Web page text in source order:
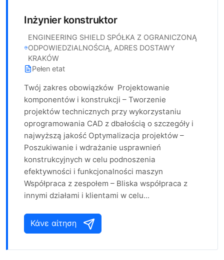
Inżynier konstruktor
ENGINEERING SHIELD SPÓŁKA Z OGRANICZONĄ
ODPOWIEDZIALNOŚCIĄ, ADRES DOSTAWY
KRAKÓW
Pełen etat
Twój zakres obowiązków Projektowanie
komponentów i konstrukcji – Tworzenie
projektów technicznych przy wykorzystaniu
oprogramowania CAD z dbałością o szczegóły i
najwyższą jakość Optymalizacja projektów –
Poszukiwanie i wdrażanie usprawnień
konstrukcyjnych w celu podnoszenia
efektywności i funkcjonalności maszyn
Współpraca z zespołem – Bliska współpraca z
innymi działami i klientami w celu...
Κάνε αίτηση